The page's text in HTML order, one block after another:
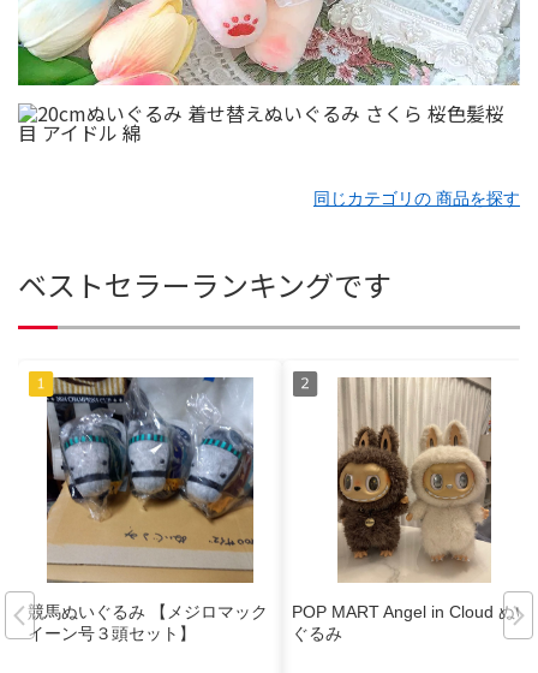
同じカテゴリの 商品を探す
ベストセラーランキングです
競馬ぬいぐるみ 【メジロマック
イーン号３頭セット】
POP MART Angel in Cloud ぬい
ぐるみ